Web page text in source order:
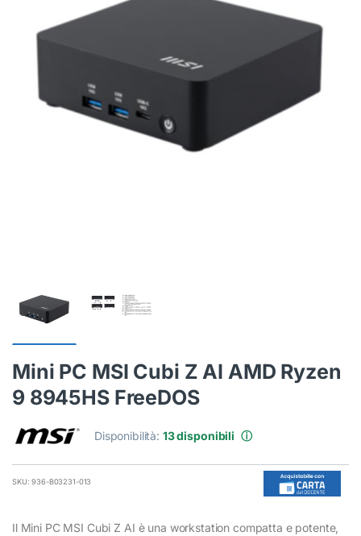
Mini PC MSI Cubi Z AI AMD Ryzen
9 8945HS FreeDOS
Disponibilità: 13 disponibili ⓘ
SKU: 936-B03231-013
Il Mini PC MSI Cubi Z AI è una workstation compatta e potente,